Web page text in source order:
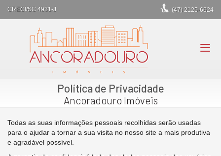
CRECI/SC 4931-J (47) 2125-6624
Política de Privacidade
Ancoradouro Imóveis
Todas as suas informações pessoais recolhidas serão usadas
para o ajudar a tornar a sua visita no nosso site a mais produtiva
e agradável possível.